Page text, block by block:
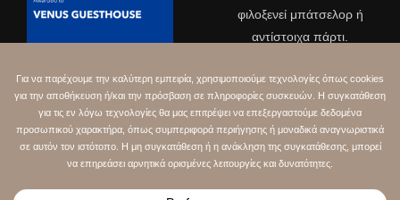
φιλοξενεί μπάτσελορ ή
αντίστοιχα πάρτι.
00001336688